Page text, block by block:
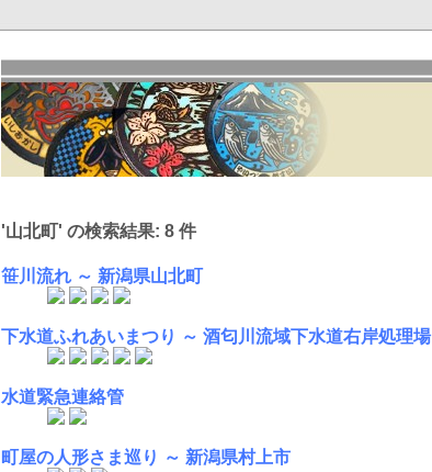
'山北町' の検索結果: 8 件
笹川流れ ～ 新潟県山北町
下水道ふれあいまつり ～ 酒匂川流域下水道右岸処理場
水道緊急連絡管
町屋の人形さま巡り ～ 新潟県村上市